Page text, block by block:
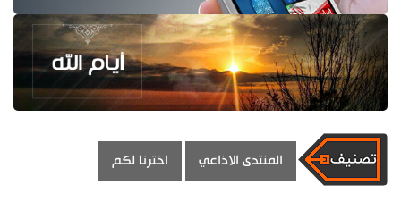
المنتدى الاذاعي اخترنا لكم